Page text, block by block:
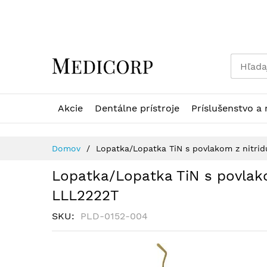
Akcie Dentálne prístroje Príslušenstvo a
Domov Lopatka/Lopatka TiN s povlakom z
Lopatka/Lopatka TiN s
LLL2222T
SKU PLD-0152-004